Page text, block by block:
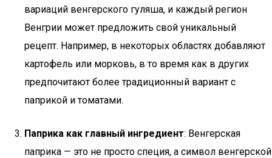
вариаций венгерского гуляша, и каждый регион
Венгрии может предложить свой уникальный
рецепт. Например, в некоторых областях добавляют
картофель или морковь, в то время как в других
предпочитают более традиционный вариант с
паприкой и томатами.
Паприка как главный ингредиент: Венгерская
паприка — это не просто специя, а символ венгерской